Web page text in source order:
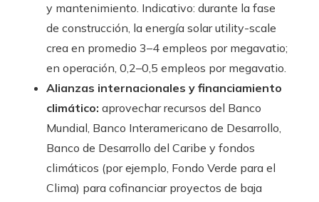
y mantenimiento. Indicativo: durante la fase
de construcción, la energía solar utility-scale
crea en promedio 3–4 empleos por megavatio;
en operación, 0,2–0,5 empleos por megavatio.
Alianzas internacionales y financiamiento
climático: aprovechar recursos del Banco
Mundial, Banco Interamericano de Desarrollo,
Banco de Desarrollo del Caribe y fondos
climáticos (por ejemplo, Fondo Verde para el
Clima) para cofinanciar proyectos de baja